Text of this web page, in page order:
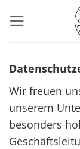
Inhalt
Wir freuen
unserem
besonders